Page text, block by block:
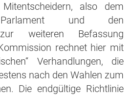
also dem
Parlament und den
weiteren Befassung
rechnet hier mit
Verhandlungen, die
nach den Wahlen zum
Die endgültige Richtlinie